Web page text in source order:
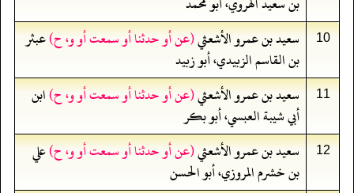
10 سعيد بن عمرو الأشعثي(عن أو حدثنا أو سمعت أو و، ح)عبثر
بن القاسم الزبيدي، أبو زبيد
11 سعيد بن عمرو الأشعثي(عن أو حدثنا أو سمعت أو و، ح)ابن
أبي شيبة العبسي، أبو بكر
12 سعيد بن عمرو الأشعثي(عن أو حدثنا أو سمعت أو و، ح)علي
بن خشرم المروزي، أبو الحسن